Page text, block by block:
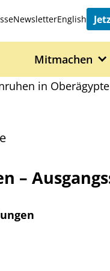
NewsletterEnglish
Mitmachen
in
–